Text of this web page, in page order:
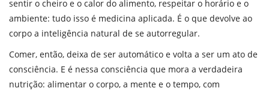
sentir o cheiro e o calor do alimento, respeitar o horário e o
ambiente: tudo isso é medicina aplicada. É o que devolve ao
corpo a inteligência natural de se autorregular.
Comer, então, deixa de ser automático e volta a ser um ato de
consciência. E é nessa consciência que mora a verdadeira
nutrição: alimentar o corpo, a mente e o tempo, com